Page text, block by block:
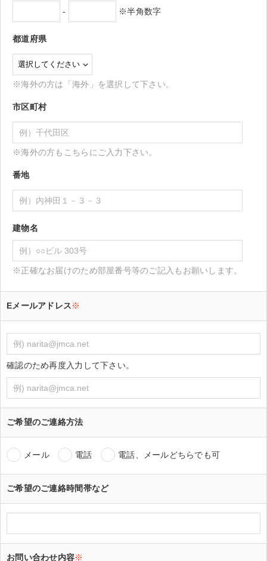
- ※半角数字
都道府県
※海外の方は「海外」を選択して下さい。
市区町村
※海外の方もこちらにご入力下さい。
番地
建物名
※正確なお届けのため部屋番号等のご記入もお願いします。
Eメールアドレス※
確認のため再度入力して下さい。
ご希望のご連絡方法
メール 電話 電話、メールどちらでも可
ご希望のご連絡時間帯など
お問い合わせ内容※